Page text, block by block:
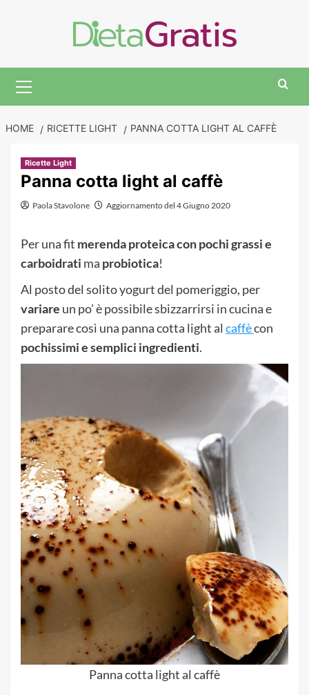
Menu
HOME RICETTE LIGHT PANNA COTTA LIGHT AL CAFFÈ
Ricette Light
Panna cotta light al caffè
Paola Stavolone Aggiornamento del 4 Giugno 2020
Per una fit merenda proteica con pochi grassi e
carboidrati ma probiotica!
Al posto del solito yogurt del pomeriggio, per
variare un po’ è possibile sbizzarrirsi in cucina e
preparare così una panna cotta light al caffècon
pochissimi e semplici ingredienti.
Panna cotta light al caffè